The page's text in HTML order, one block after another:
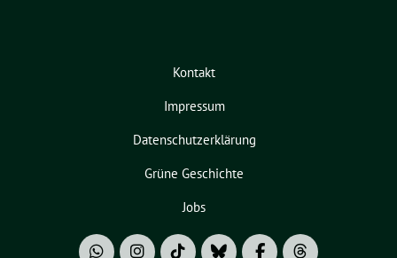
Kontakt
Impressum
Datenschutzerklärung
Grüne Geschichte
Jobs